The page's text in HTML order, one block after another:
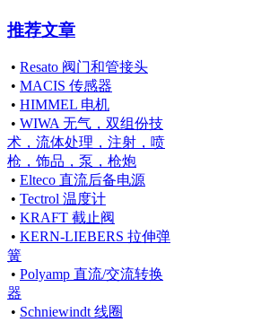
推荐文章
• Resato 阀门和管接头
• MACIS 传感器
• HIMMEL 电机
• WIWA 无气，双组份技
术，流体处理，注射，喷
枪，饰品，泵，枪炮
• Elteco 直流后备电源
• Tectrol 温度计
• KRAFT 截止阀
• KERN-LIEBERS 拉伸弹
簧
• Polyamp 直流/交流转换
器
• Schniewindt 线圈